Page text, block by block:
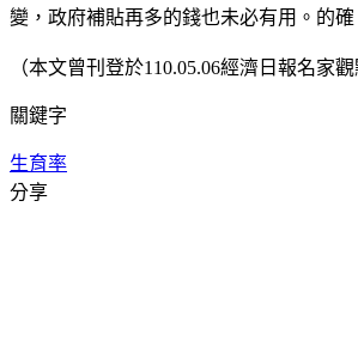
變，政府補貼再多的錢也未必有用。的
（本文曾刊登於110.05.06經濟日報名家觀
關鍵字
生育率
分享